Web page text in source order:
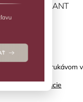
Body s krátkym rukávom
Detailné informácie
ZVOĽTE VARIANT